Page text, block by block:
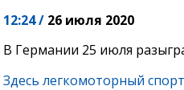
12:24 / 26 июля 2020
В Германии 25 июля
Здесь легкомоторный